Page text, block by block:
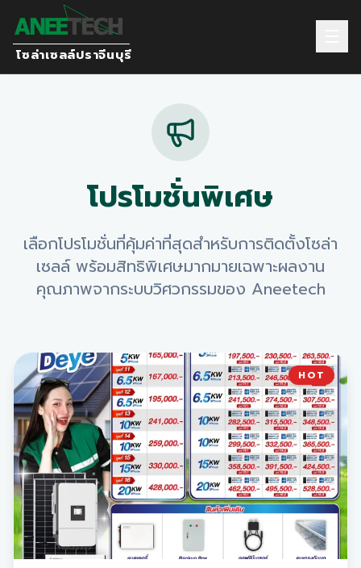
โซล่าเซลล์ปราจีนบุรี
โปรโมชั่นพิเศษ
เลือกโปรโมชั่นที่คุ้มค่าที่สุดสำหรับการติดตั้งโซล่า
เซลล์ พร้อมสิทธิพิเศษมากมายเฉพาะผลงาน
คุณภาพจากระบบวิศวกรรมของ Aneetech
HOT